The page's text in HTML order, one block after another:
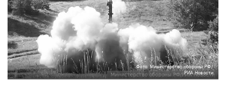
Фото: Министерство обороны РФ/
РИА Новости